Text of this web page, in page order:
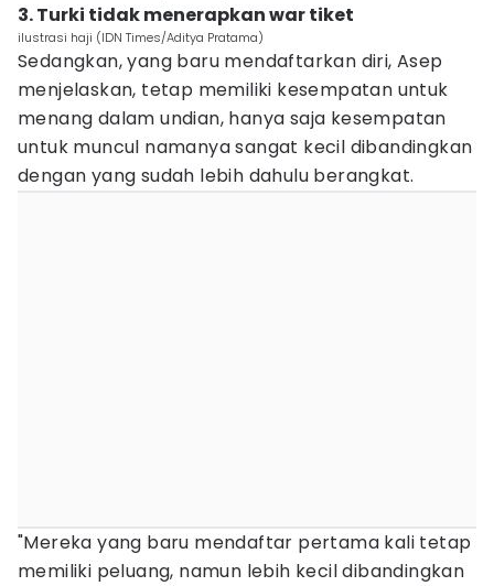
3. Turki tidak menerapkan war tiket
ilustrasi haji (IDN Times/Aditya Pratama)
Sedangkan, yang baru mendaftarkan diri, Asep
menjelaskan, tetap memiliki kesempatan untuk
menang dalam undian, hanya saja kesempatan
untuk muncul namanya sangat kecil dibandingkan
dengan yang sudah lebih dahulu berangkat.
"Mereka yang baru mendaftar pertama kali tetap
memiliki peluang, namun lebih kecil dibandingkan